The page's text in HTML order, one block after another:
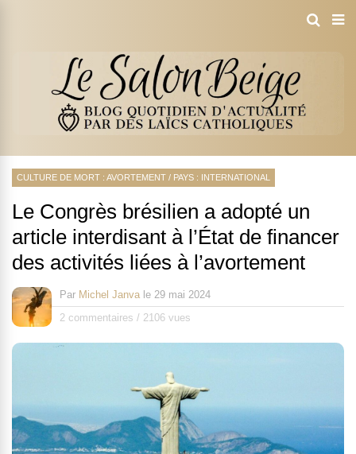
CULTURE DE MORT : AVORTEMENT / PAYS : INTERNATIONAL
Le Congrès brésilien a adopté un
article interdisant à l’État de financer
des activités liées à l’avortement
Par Michel Janva le 29 mai 2024
2 commentaires / 2106 vues